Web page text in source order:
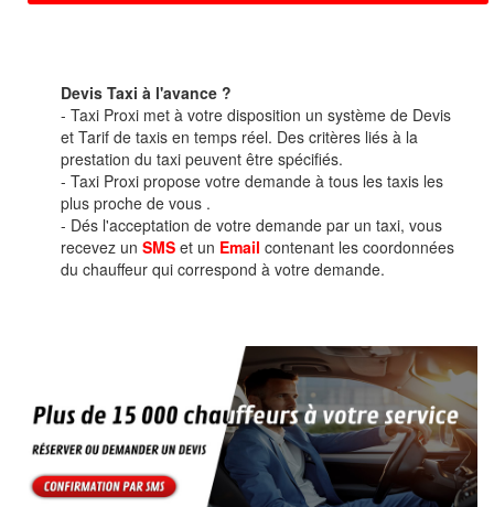
Devis Taxi à l'avance ?
- Taxi Proxi met à votre disposition un système de Devis
et Tarif de taxis en temps réel. Des critères liés à la
prestation du taxi peuvent être spécifiés.
- Taxi Proxi propose votre demande à tous les taxis les
plus proche de vous .
- Dés l'acceptation de votre demande par un taxi, vous
recevez un SMS et un Email contenant les coordonnées
du chauffeur qui correspond à votre demande.